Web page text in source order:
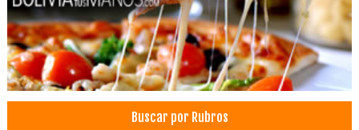
Diagnóstico por imágenes
Profesionales
Gabinete de psicología
Orientación psicológica
Buscar por Rubros